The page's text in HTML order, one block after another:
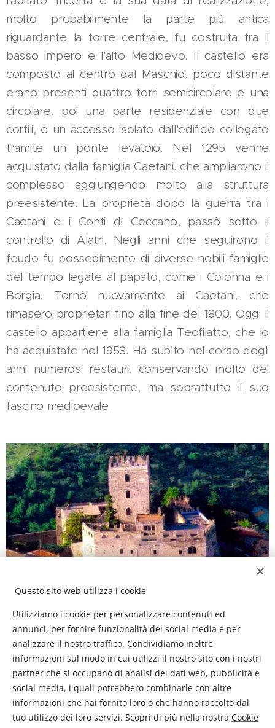
molto probabilmente la parte più antica
riguardante la torre centrale, fu costruita tra il
basso impero e l'alto Medioevo. Il castello era
composto al centro dal Maschio, poco distante
erano presenti quattro torri semicircolare e una
circolare, poi una parte residenziale con due
cortili, e un accesso isolato dall'edificio collegato
tramite un ponte levatoio. Nel 1295 venne
acquistato dalla famiglia Caetani, che ampliarono il
complesso aggiungendo molto alla struttura
preesistente. La proprietà dopo la guerra tra i
Caetani e i Conti di Ceccano, passò sotto il
controllo di Alatri. Negli anni che seguirono il
feudo fu possedimento di diverse nobili famiglie
del tempo legate al papato, come i Colonna e i
Borgia. Tornò nuovamente ai Caetani, che
rimasero proprietari fino alla fine del 1800. Oggi il
castello appartiene alla famiglia Teofilatto, che lo
ha acquistato nel 1958. Ha subìto nel corso degli
anni numerosi restauri, conservando molto del
contenuto preesistente, ma soprattutto il suo
fascino medioevale.
Questo sito web utilizza i cookie
Utilizziamo i cookie per personalizzare contenuti ed
annunci, per fornire funzionalità dei social media e per
analizzare il nostro traffico. Condividiamo inoltre
informazioni sul modo in cui utilizzi il nostro sito con i nostri
partner che si occupano di analisi dei dati web, pubblicità e
social media, i quali potrebbero combinarle con altre
informazioni che hai fornito loro o che hanno raccolto dal
tuo utilizzo dei loro servizi. Scopri di più nella nostra Cookie